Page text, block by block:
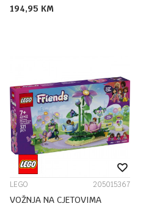
194,95 KM
LEGO 205015367
VOŽNJA NA CJETOVIMA